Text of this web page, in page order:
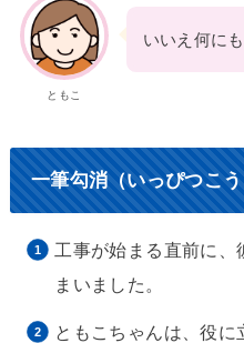
ともこ
いいえ何に
一筆勾消（いっぴつこ
工事が始まる直前に、
まいました。
ともこちゃんは、役に